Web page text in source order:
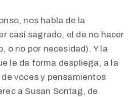
nos habla de la
casi sagrado, el de no hacer
o no por necesidad). Y la
le da forma despliega, a la
voces y pensamientos
a Susan Sontag, de